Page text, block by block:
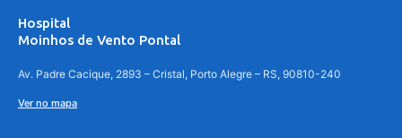
Hospital
Moinhos de Vento Pontal
Av. Padre Cacique, 2893 – Cristal, Porto Alegre – RS, 90810-240
Ver no mapa